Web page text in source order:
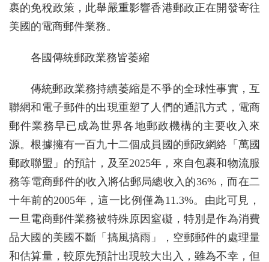
裹的免稅政策，此舉嚴重影響香港郵政正在開發寄往
美國的電商郵件業務。
各國傳統郵政業務皆萎縮
傳統郵政業務持續萎縮是不爭的全球性事實，互
聯網和電子郵件的出現重塑了人們的通訊方式，電商
郵件業務早已成為世界各地郵政機構的主要收入來
源。根據擁有一百九十二個成員國的郵政網絡「萬國
郵政聯盟」的預計，及至2025年，來自包裹和物流服
務等電商郵件的收入將佔郵局總收入的36%，而在二
十年前的2005年，這一比例僅為11.3%。由此可見，
一旦電商郵件業務被特殊原因窒礙，特別是作為消費
品大國的美國不斷「搞風搞雨」，空郵郵件的處理量
和估算量，較原先預計出現較大出入，雖為不幸，但